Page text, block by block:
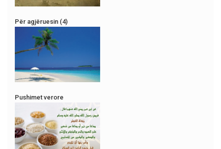
Për agjëruesin (4)
Pushimet verore